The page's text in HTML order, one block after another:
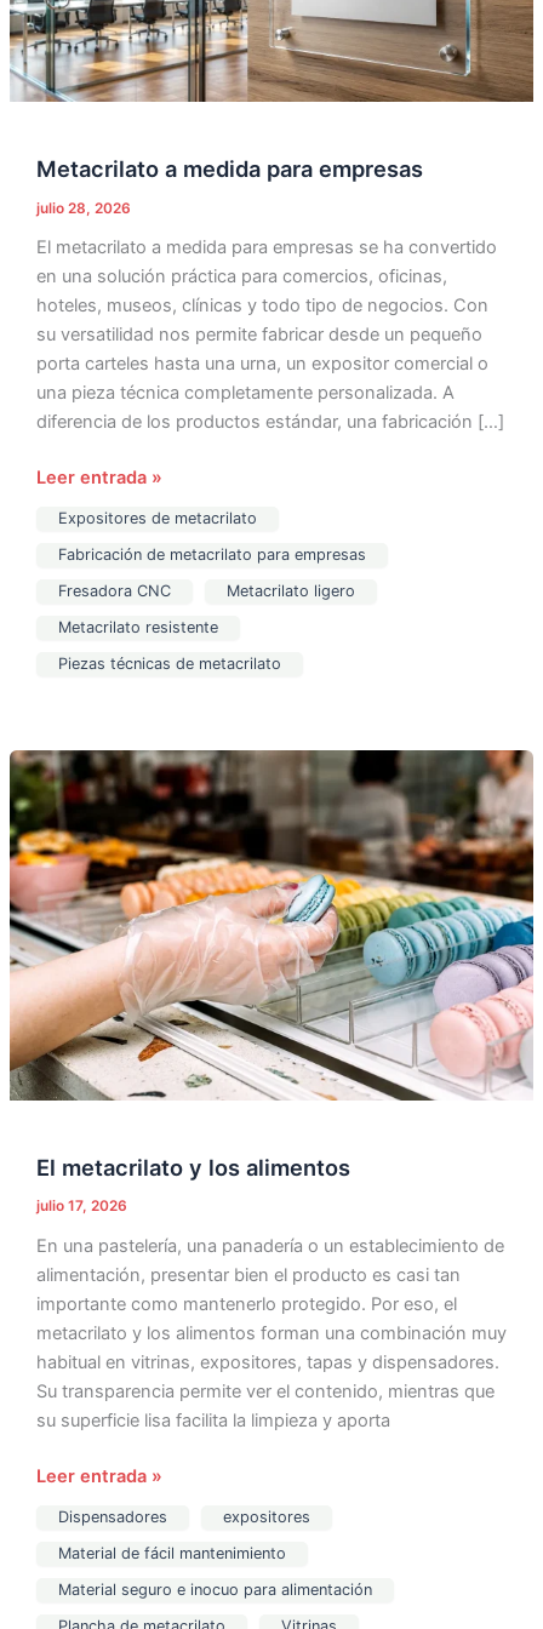
Metacrilato a medida para empresas
julio 28, 2026
El metacrilato a medida para empresas se ha convertido
en una solución práctica para comercios, oficinas,
hoteles, museos, clínicas y todo tipo de negocios. Con
su versatilidad nos permite fabricar desde un pequeño
porta carteles hasta una urna, un expositor comercial o
una pieza técnica completamente personalizada. A
diferencia de los productos estándar, una fabricación […]
Leer entrada »
Expositores de metacrilato
Fabricación de metacrilato para empresas
Fresadora CNC
Metacrilato ligero
Metacrilato resistente
Piezas técnicas de metacrilato
El metacrilato y los alimentos
julio 17, 2026
En una pastelería, una panadería o un establecimiento de
alimentación, presentar bien el producto es casi tan
importante como mantenerlo protegido. Por eso, el
metacrilato y los alimentos forman una combinación muy
habitual en vitrinas, expositores, tapas y dispensadores.
Su transparencia permite ver el contenido, mientras que
su superficie lisa facilita la limpieza y aporta
El
metacrilato
y
los
alimentos
Leer entrada »
Dispensadores
expositores
Material de fácil mantenimiento
Material seguro e inocuo para alimentación